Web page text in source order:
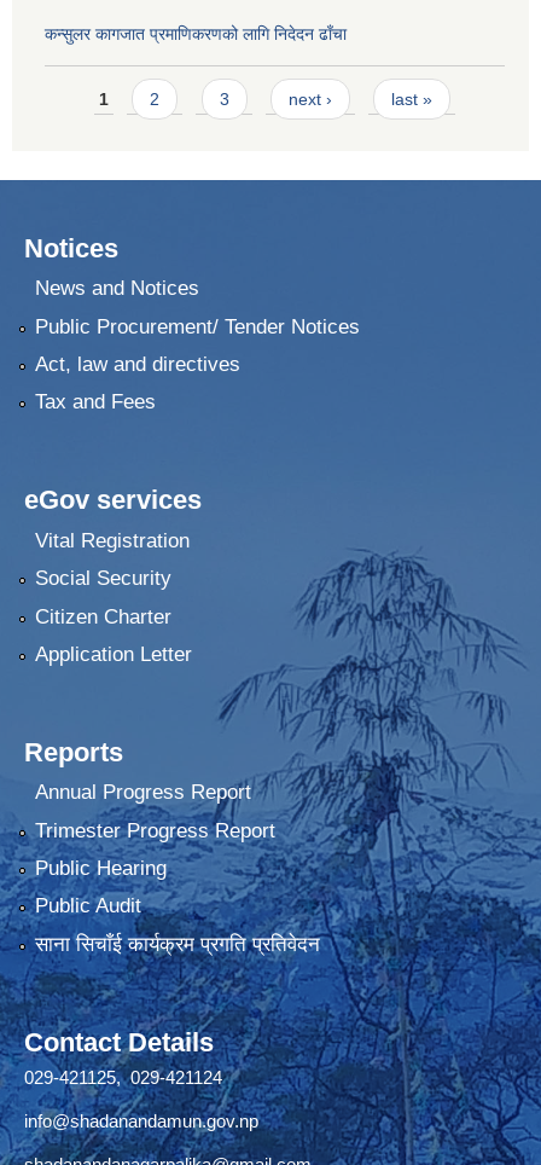
कन्सुलर कागजात प्रमाणिकरणको लागि निदेदन ढाँचा
Pages
1 2 3 next › last »
Notices
News and Notices
Public Procurement/ Tender Notices
Act, law and directives
Tax and Fees
eGov services
Vital Registration
Social Security
Citizen Charter
Application Letter
Reports
Annual Progress Report
Trimester Progress Report
Public Hearing
Public Audit
साना सिचाँई कार्यक्रम प्रगति प्रतिवेदन
Contact Details
029-421125, 029-421124
info@shadanandamun.gov.np